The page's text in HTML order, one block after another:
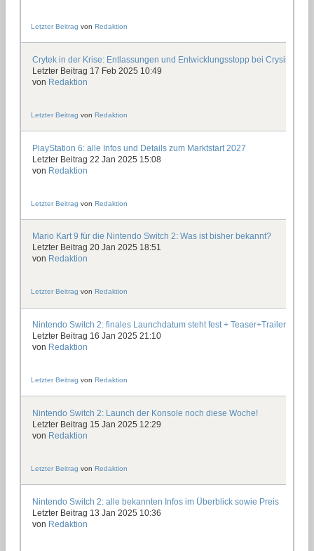
Letzter Beitrag vonRedaktion
Crytek in der Krise: Entlassungen und Entwicklungsstopp bei Crysis 4
Letzter Beitrag 17 Feb 2025 10:49
von Redaktion
Letzter Beitrag vonRedaktion
PlayStation 6: alle Infos und Details zum Marktstart 2027
Letzter Beitrag 22 Jan 2025 15:08
von Redaktion
Letzter Beitrag vonRedaktion
Mario Kart 9 für die Nintendo Switch 2: Was ist bisher bekannt?
Letzter Beitrag 20 Jan 2025 18:51
von Redaktion
Letzter Beitrag vonRedaktion
Nintendo Switch 2: finales Launchdatum steht fest + Teaser+Trailer
Letzter Beitrag 16 Jan 2025 21:10
von Redaktion
Letzter Beitrag vonRedaktion
Nintendo Switch 2: Launch der Konsole noch diese Woche!
Letzter Beitrag 15 Jan 2025 12:29
von Redaktion
Letzter Beitrag vonRedaktion
Nintendo Switch 2: alle bekannten Infos im Überblick sowie Preis
Letzter Beitrag 13 Jan 2025 10:36
von Redaktion